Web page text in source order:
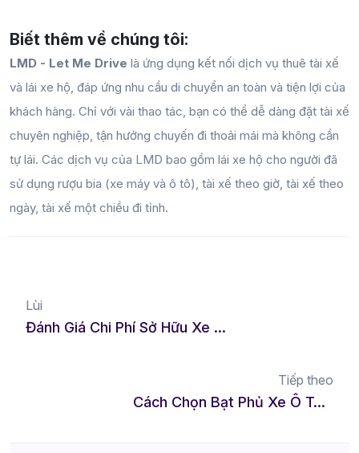
Biết thêm về chúng tôi:
LMD - Let Me Drive là ứng dụng kết nối dịch vụ thuê tài xế
và lái xe hộ, đáp ứng nhu cầu di chuyển an toàn và tiện lợi của
khách hàng. Chỉ với vài thao tác, bạn có thể dễ dàng đặt tài xế
chuyên nghiệp, tận hưởng chuyến đi thoải mái mà không cần
tự lái. Các dịch vụ của LMD bao gồm lái xe hộ cho người đã
sử dụng rượu bia (xe máy và ô tô), tài xế theo giờ, tài xế theo
ngày, tài xế một chiều đi tỉnh.
Lùi
Đánh Giá Chi Phí Sở Hữu Xe Sang So Với Xe Phổ Thông
Tiếp theo
Cách Chọn Bạt Phủ Xe Ô Tô Chống Nắng Tốt Nhất